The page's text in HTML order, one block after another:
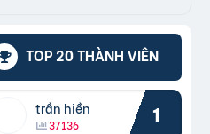
TOP 20 THÀNH VIÊN
trần hiền
37136 1